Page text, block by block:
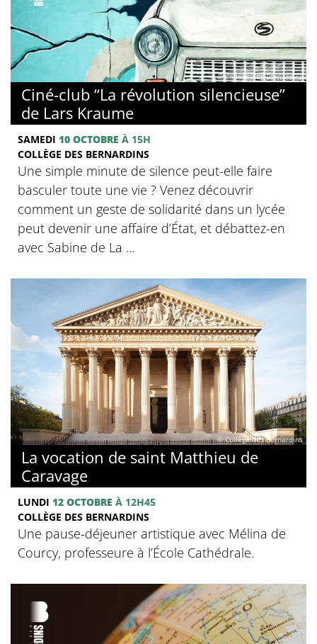
© Collège des Bernardins
Ciné-club “La révolution silencieuse”
de Lars Kraume
SAMEDI 10 OCTOBRE À 15H
COLLÈGE DES BERNARDINS
Une simple minute de silence peut-elle faire
basculer toute une vie ? Venez découvrir
comment un geste de solidarité dans un lycée
peut devenir une affaire d’État, et débattez-en
avec Sabine de La ...
© Collège des Bernardins
La vocation de saint Matthieu de
Caravage
LUNDI 12 OCTOBRE À 12H45
COLLÈGE DES BERNARDINS
Une pause-déjeuner artistique avec Mélina de
Courcy, professeure à l’École Cathédrale.